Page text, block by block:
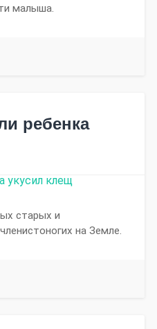
малыша.
ребенка
старых и
на Земле.